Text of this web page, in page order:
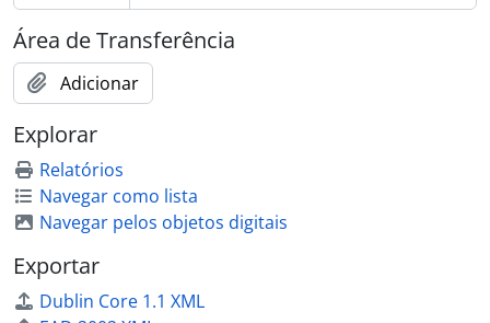
Área de Transferência
Adicionar
Explorar
Relatórios
Navegar como lista
Navegar pelos objetos digitais
Exportar
Dublin Core 1.1 XML